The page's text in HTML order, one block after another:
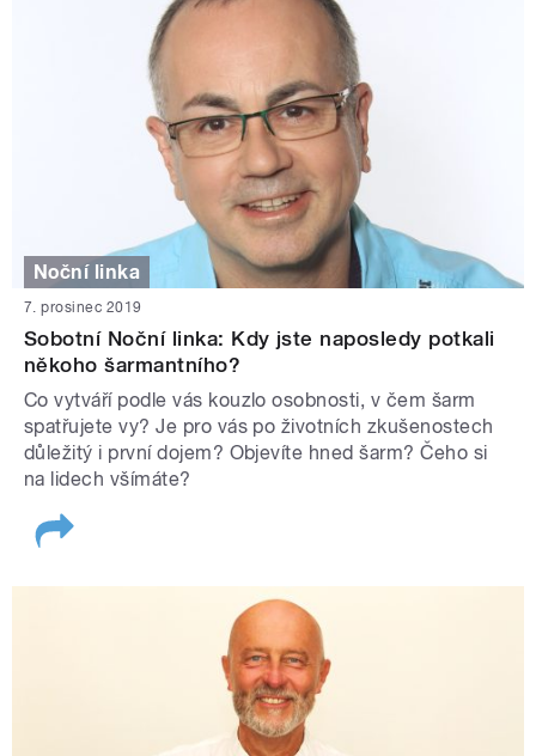
Noční linka
7. prosinec 2019
Sobotní Noční linka: Kdy jste naposledy potkali
někoho šarmantního?
Co vytváří podle vás kouzlo osobnosti, v čem šarm
spatřujete vy? Je pro vás po životních zkušenostech
důležitý i první dojem? Objevíte hned šarm? Čeho si
na lidech všímáte?